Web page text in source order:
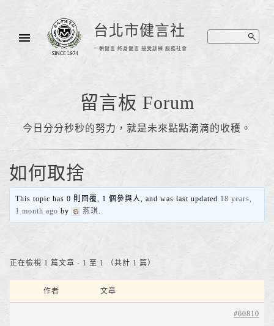
台北市健言社
一朝健言 終身健言 接受訓練 服務社會
留言板 Forum
今日分分秒秒的努力，就是未來點點滴滴的收穫。
如何取捨
This topic has 0 則回覆, 1 個參與人, and was last updated 18 years,
1 month ago by 燕琪.
正在檢視 1 篇文章 - 1 至 1 （共計 1 篇）
作者 文章
#60810